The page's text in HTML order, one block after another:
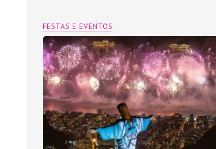
FESTAS E EVENTOS